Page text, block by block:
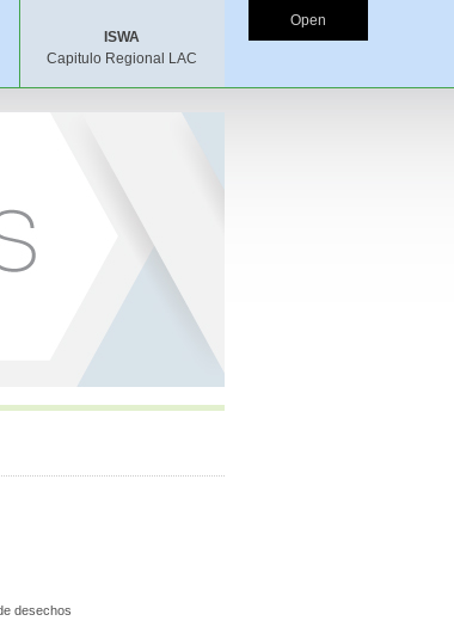
ISWA
Capitulo Regional LAC
desechos
Open